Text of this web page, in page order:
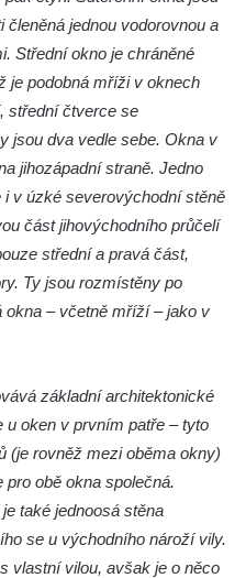
v
v
v Novém
v Novém
v Novém
v Novém
v Novém
Novém Boru
Novém Boru
jednou vodorovnou a
Střední okno je chráněné
je podobná mříži v oknech
střední čtverce se
jsou dva vedle sebe. Okna v
jihozápadní straně. Jedno
v úzké severovýchodní stěně
část jihovýchodního průčelí
střední a pravá část,
Ty jsou rozmístěny po
okna – včetně mříží – jako v
základní architektonické
u oken v prvním patře – tyto
(je rovněž mezi oběma okny)
obě okna společná.
také jednoosá stěna
se u východního nároží vily.
vlastní vilou, avšak je o něco